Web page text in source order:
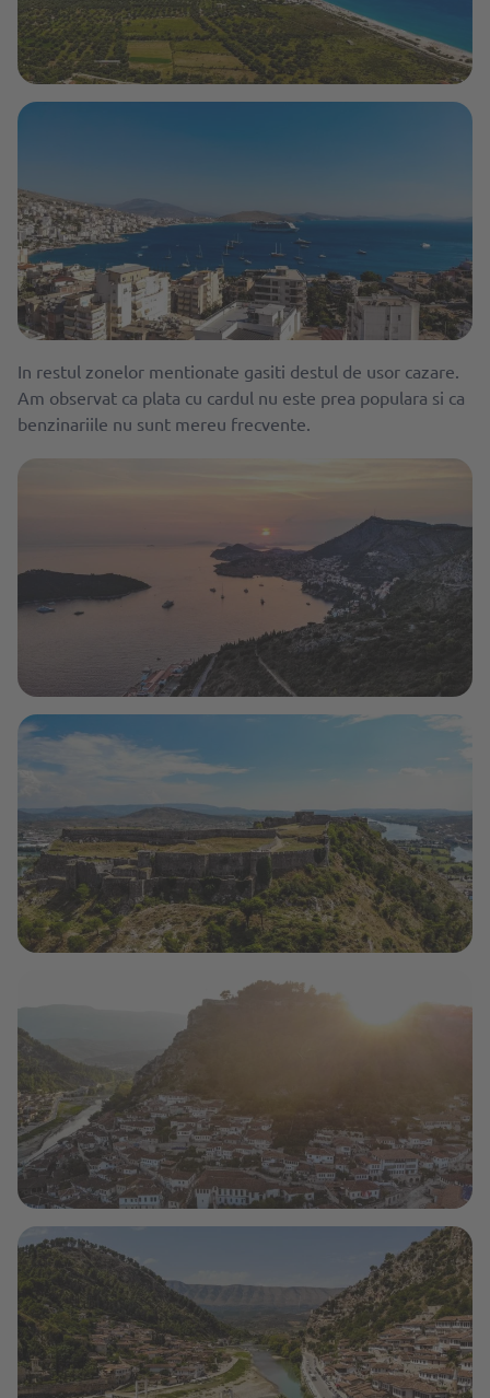
In restul zonelor mentionate gasiti destul de usor cazare.
Am observat ca plata cu cardul nu este prea populara si ca
benzinariile nu sunt mereu frecvente.